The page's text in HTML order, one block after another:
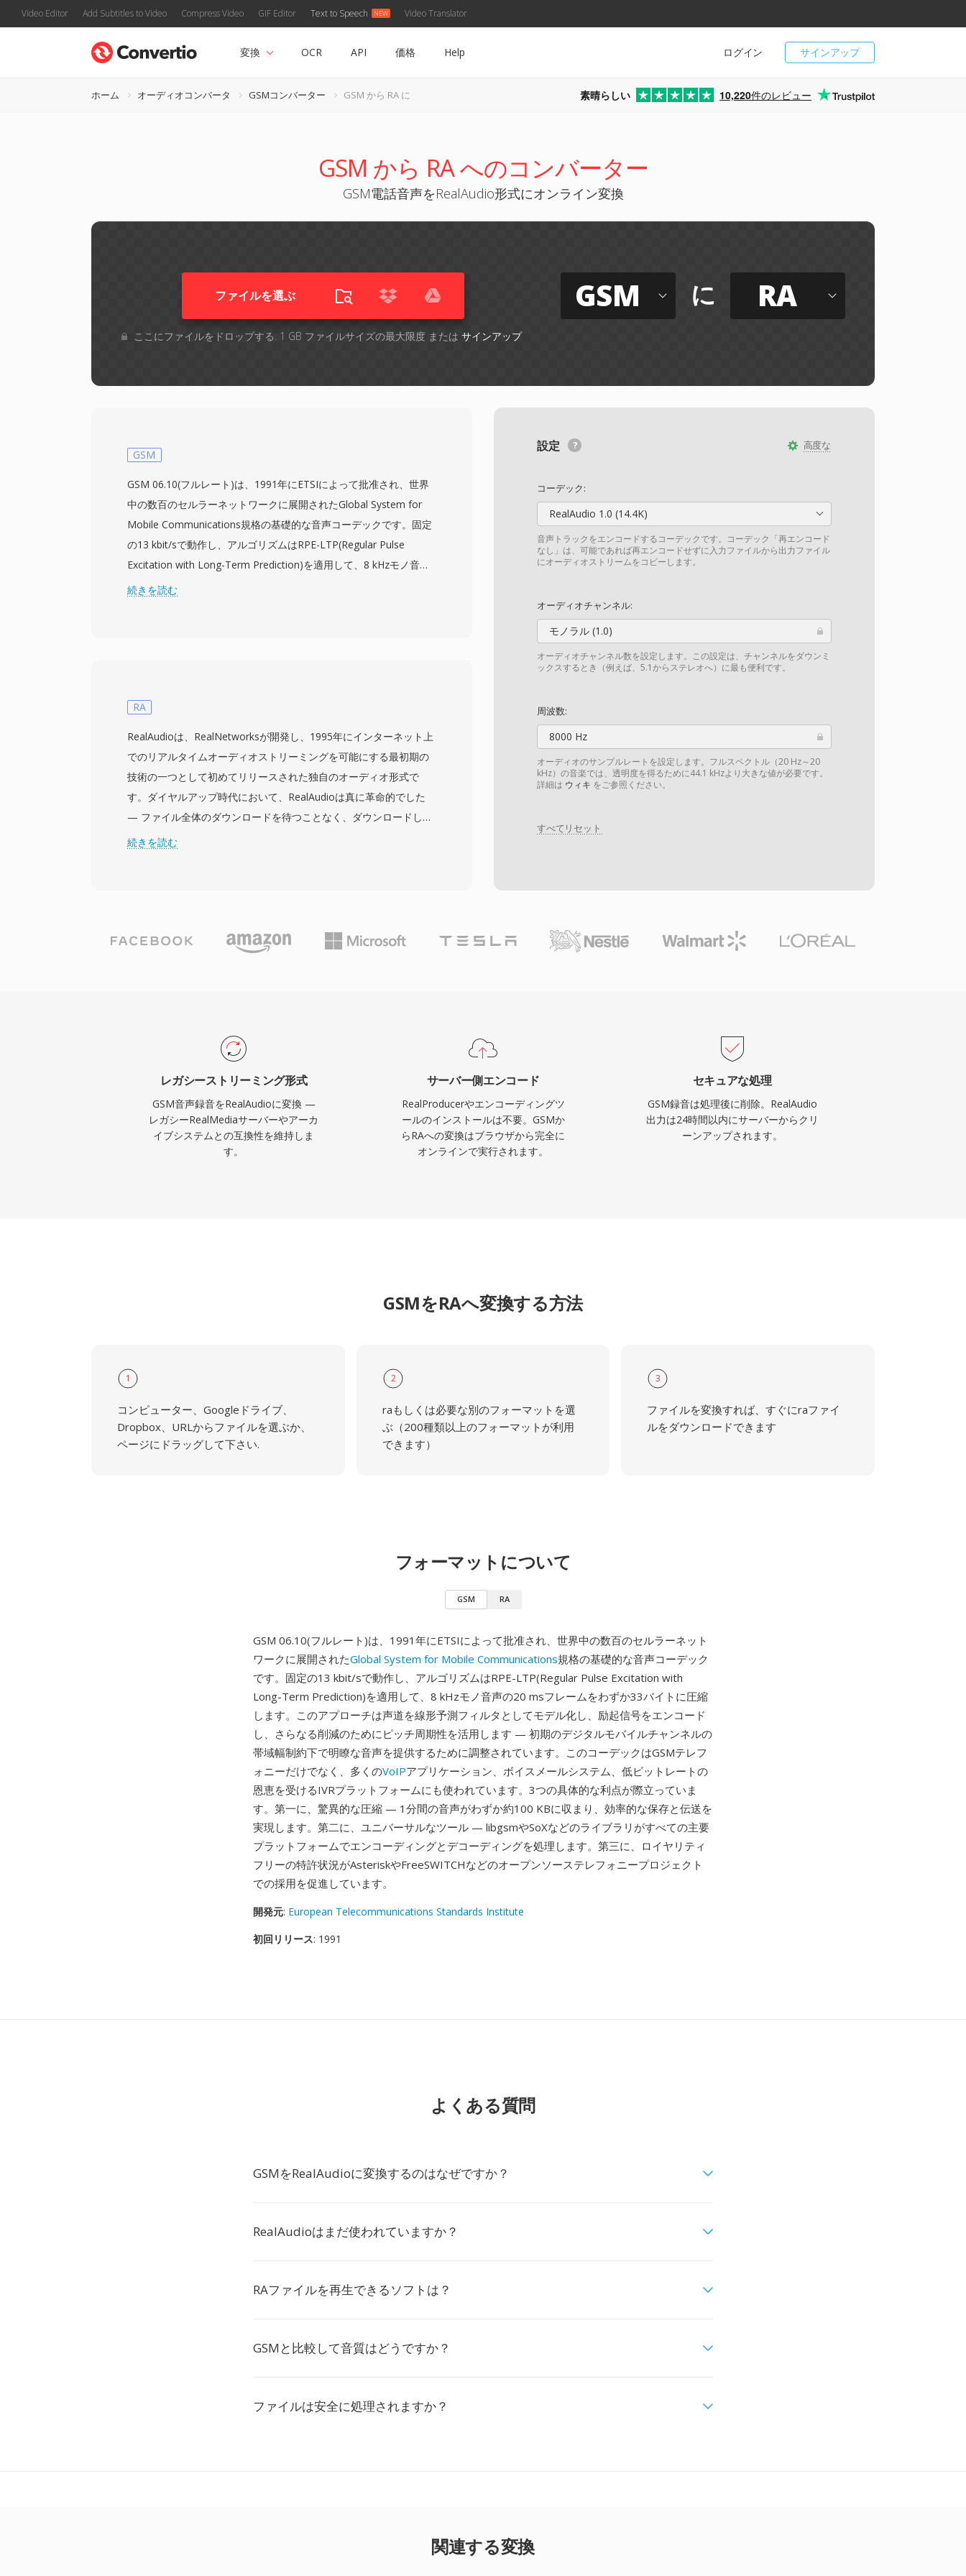
Video Editor Add Subtitles to Video Compress Video GIF Editor Text to Speech Video Translator
サインアップ
ログイン
変換 OCR API 価格 Help
ホーム オーディオコンバータ GSMコンバーター GSM から RA に 素晴らしい 10,220件のレビュー
GSM から RA へのコンバーター
GSM電話音声をRealAudio形式にオンライン変換
ファイルを選ぶ
ここにファイルをドロップする. 1 GB ファイルサイズの最大限度 または サインアップ
GSM に RA
高度な
設定
コーデック:
RealAudio 1.0 (14.4K)
音声トラックをエンコードするコーデックです。コーデック「再エンコード
なし」は、可能であれば再エンコードせずに入力ファイルから出力ファイル
にオーディオストリームをコピーします。
オーディオチャンネル:
モノラル (1.0)
オーディオチャンネル数を設定します。この設定は、チャンネルをダウンミ
ックスするとき（例えば、5.1からステレオへ）に最も便利です。
周波数:
8000 Hz
オーディオのサンプルレートを設定します。フルスペクトル（20 Hz～20
kHz）の音楽では、透明度を得るために44.1 kHzより大きな値が必要です。
詳細は ウィキ をご参照ください。
すべてリセット
GSM
GSM 06.10(フルレート)は、1991年にETSIによって批准され、世界
中の数百のセルラーネットワークに展開されたGlobal System for
Mobile Communications規格の基礎的な音声コーデックです。固定
の13 kbit/sで動作し、アルゴリズムはRPE-LTP(Regular Pulse
Excitation with Long-Term Prediction)を適用して、8 kHzモノ音声
の20 msフレームをわずか33バイトに圧縮します。このアプローチ
ビットレートの恩恵を受けるIVRプラットフォームにも使われていま
— 1分間の音声がわずか約100 KBに収まり、効率的な保存と伝送を
実現します。第二に、ユニバーサルなツール — libgsmやSoXなどの
ライブラリがすべての主要プラットフォームでエンコーディングと
デコーディングを処理します。第三に、ロイヤリティフリーの特許
状況がAsteriskやFreeSWITCHなどのオープンソーステレフォニープ
ロジェクトでの採用を促進しています。
続きを読む
RA
RealAudioは、RealNetworksが開発し、1995年にインターネット上
でのリアルタイムオーディオストリーミングを可能にする最初期の
技術の一つとして初めてリリースされた独自のオーディオ形式で
す。ダイヤルアップ時代において、RealAudioは真に革命的でした
— ファイル全体のダウンロードを待つことなく、ダウンロードしな
がらオーディオを聴くことができました。3分の曲の転送に30分かか
した。RAファイルは固定ビットレートと可変ビットレートのエンコ
ーディング、アダプティブマルチビットレートストリーミング、お
ストリームにRealAudioを使用していました。アダプティブビットレ
ートストリーミングのコンセプトは、後のHLSやDASHなどの標準に
影響を与えた永続的な技術的貢献です。最新のコーデックに取って
代わられましたが、初期のWebラジオからの膨大なRAコンテンツア
ーカイブが存在し、現在のデバイスでの再生には変換が必要です。
続きを読む
レガシーストリーミング形式
GSM音声録音をRealAudioに変換 —
レガシーRealMediaサーバーやアーカ
イブシステムとの互換性を維持しま
す。
サーバー側エンコード
RealProducerやエンコーディングツ
ールのインストールは不要。GSMか
らRAへの変換はブラウザから完全に
オンラインで実行されます。
セキュアな処理
GSM録音は処理後に削除。RealAudio
出力は24時間以内にサーバーからクリ
ーンアップされます。
GSMをRAへ変換する方法
1
コンピューター、Googleドライブ、
Dropbox、URLからファイルを選ぶか、
ページにドラッグして下さい.
2
raもしくは必要な別のフォーマットを選
ぶ（200種類以上のフォーマットが利用
できます）
3
ファイルを変換すれば、すぐにraファイ
ルをダウンロードできます
フォーマットについて
GSM RA
GSM 06.10(フルレート)は、1991年にETSIによって批准され、世界中の数百のセルラーネット
ワークに展開されたGlobal System for Mobile Communications規格の基礎的な音声コーデック
です。固定の13 kbit/sで動作し、アルゴリズムはRPE-LTP(Regular Pulse Excitation with
Long-Term Prediction)を適用して、8 kHzモノ音声の20 msフレームをわずか33バイトに圧縮
します。このアプローチは声道を線形予測フィルタとしてモデル化し、励起信号をエンコード
し、さらなる削減のためにピッチ周期性を活用します — 初期のデジタルモバイルチャンネルの
帯域幅制約下で明瞭な音声を提供するために調整されています。このコーデックはGSMテレフ
ォニーだけでなく、多くのVoIPアプリケーション、ボイスメールシステム、低ビットレートの
恩恵を受けるIVRプラットフォームにも使われています。3つの具体的な利点が際立っていま
す。第一に、驚異的な圧縮 — 1分間の音声がわずか約100 KBに収まり、効率的な保存と伝送を
実現します。第二に、ユニバーサルなツール — libgsmやSoXなどのライブラリがすべての主要
プラットフォームでエンコーディングとデコーディングを処理します。第三に、ロイヤリティ
フリーの特許状況がAsteriskやFreeSWITCHなどのオープンソーステレフォニープロジェクト
での採用を促進しています。
開発元: European Telecommunications Standards Institute
初回リリース: 1991
よくある質問
GSMをRealAudioに変換するのはなぜですか？
RealAudioはまだ使われていますか？
RAファイルを再生できるソフトは？
GSMと比較して音質はどうですか？
ファイルは安全に処理されますか？
関連する変換